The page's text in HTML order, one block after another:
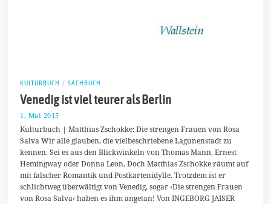
KULTURBUCH / SACHBUCH
Venedig ist viel teurer als Berlin
1. Mai 2015
.
J
u
n
i
2
0
1
Kulturbuch | Matthias Zschokke: Die strengen Frauen von Rosa
Salva Wir alle glauben, die vielbeschriebene Lagunenstadt zu
kennen. Sei es aus den Blickwinkeln von Thomas Mann, Ernest
Hemingway oder Donna Leon. Doch Matthias Zschokke räumt auf
mit falscher Romantik und Postkartenidylle. Trotzdem ist er
schlichtweg überwältigt von Venedig, sogar ›Die strengen Frauen
von Rosa Salva‹ haben es ihm angetan! Von INGEBORG JAISER